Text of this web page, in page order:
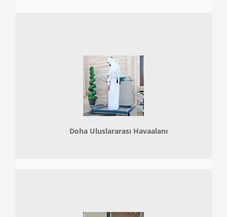
Doha Uluslararası Havaalanı